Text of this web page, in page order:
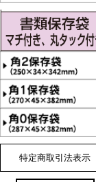
特定商取引法表示